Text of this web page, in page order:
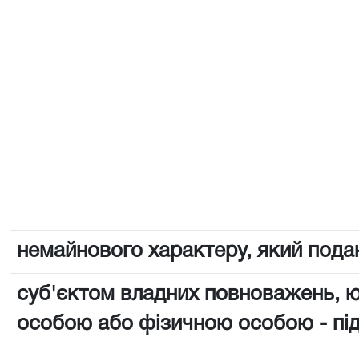
немайнового характеру, який
суб'єктом владних повноважень,
особою або фізичною особою -